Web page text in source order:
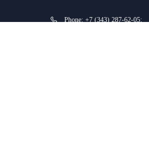
Phone: +7 (343) 287-62-05;